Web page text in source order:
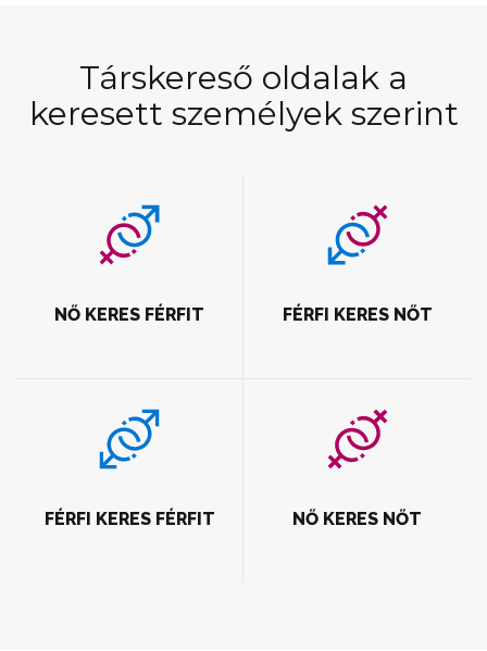
Társkereső oldalak a
keresett személyek szerint
NŐ KERES FÉRFIT FÉRFI KERES NŐT
FÉRFI KERES FÉRFIT NŐ KERES NŐT